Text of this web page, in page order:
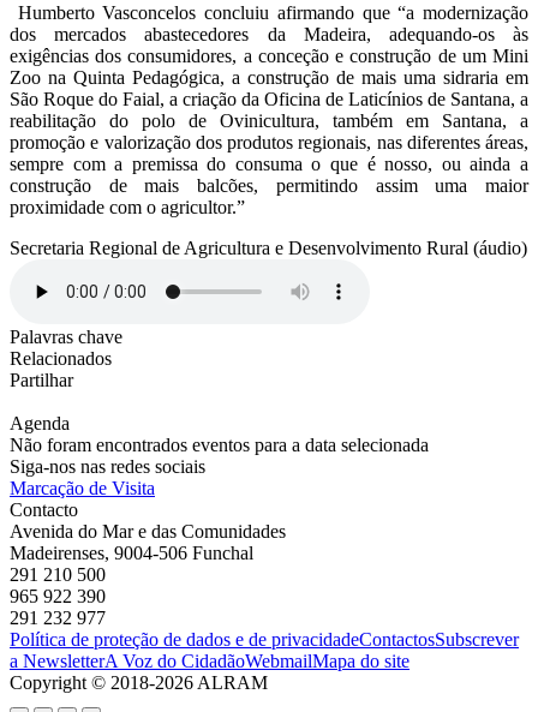
Humberto Vasconcelos concluiu afirmando que “a modernização
dos mercados abastecedores da Madeira, adequando-os às
exigências dos consumidores, a conceção e construção de um Mini
Zoo na Quinta Pedagógica, a construção de mais uma sidraria em
São Roque do Faial, a criação da Oficina de Laticínios de Santana, a
reabilitação do polo de Ovinicultura, também em Santana, a
promoção e valorização dos produtos regionais, nas diferentes áreas,
sempre com a premissa do consuma o que é nosso, ou ainda a
construção de mais balcões, permitindo assim uma maior
proximidade com o agricultor.”
Secretaria Regional de Agricultura e Desenvolvimento Rural (áudio)
Palavras chave
Relacionados
Partilhar
Agenda
Não foram encontrados eventos para a data selecionada
Siga-nos nas redes sociais
Marcação de Visita
Contacto
Avenida do Mar e das Comunidades
Madeirenses, 9004-506 Funchal
291 210 500
965 922 390
291 232 977
Política de proteção de dados e de privacidadeContactosSubscrever
a NewsletterA Voz do CidadãoWebmailMapa do site
Copyright © 2018-2026 ALRAM